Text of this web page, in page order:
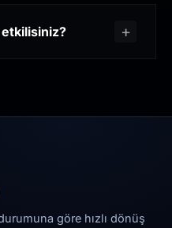
göre hızlı dönüş